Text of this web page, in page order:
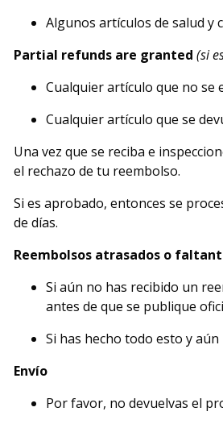
Algunos artículos de salud y
Partial refunds are granted (si
Cualquier artículo que no
Cualquier artículo que se
Una vez que se reciba e
el rechazo de tu reembolso.
Si es aprobado, entonces se
de días.
Reembolsos atrasados ​​o
Si aún no has recibido un
antes de que se publique
Si has hecho todo esto y
Envío
Por favor, no devuelvas el